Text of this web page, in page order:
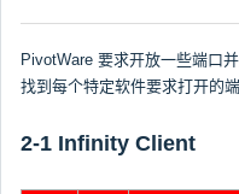
PivotWare 要求开放一些端口并
找到每个特定软件要求打开的
2-1 Infinity Client